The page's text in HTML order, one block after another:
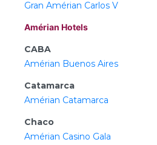
Gran Amérian Carlos V
Amérian Hotels
CABA
Amérian Buenos Aires
Catamarca
Amérian Catamarca
Chaco
Amérian Casino Gala